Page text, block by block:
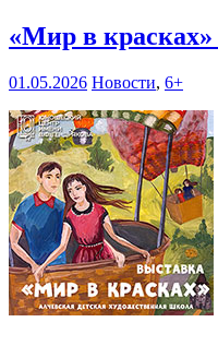
«Мир в красках»
01.05.2026 Новости, 6+